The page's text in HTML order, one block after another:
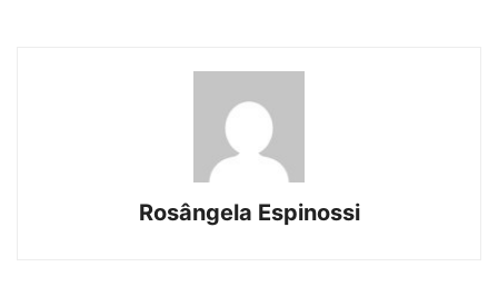
Rosângela Espinossi